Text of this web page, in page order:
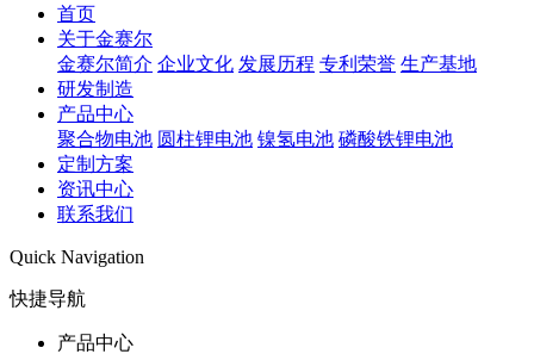
首页
关于金赛尔
金赛尔简介 企业文化 发展历程 专利荣誉 生产基地
研发制造
产品中心
聚合物电池 圆柱锂电池 镍氢电池 磷酸铁锂电池
定制方案
资讯中心
联系我们
Quick Navigation
快捷导航
产品中心